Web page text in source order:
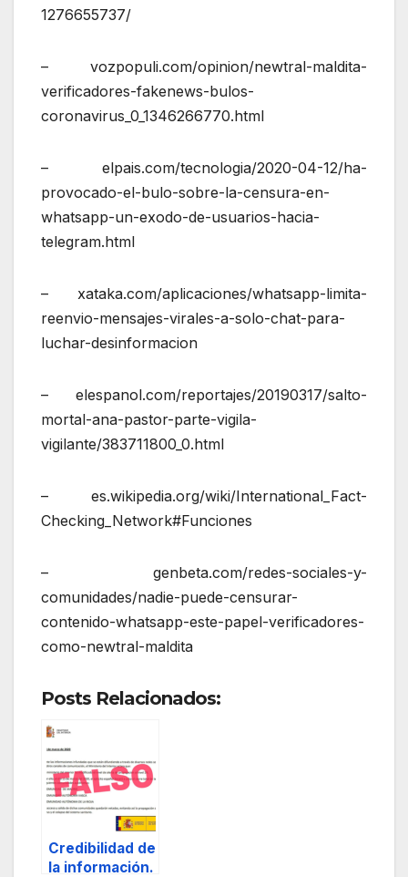
1276655737/
– vozpopuli.com/opinion/newtral-maldita-
verificadores-fakenews-bulos-
coronavirus_0_1346266770.html
– elpais.com/tecnologia/2020-04-12/ha-
provocado-el-bulo-sobre-la-censura-en-
whatsapp-un-exodo-de-usuarios-hacia-
telegram.html
– xataka.com/aplicaciones/whatsapp-limita-
reenvio-mensajes-virales-a-solo-chat-para-
luchar-desinformacion
– elespanol.com/reportajes/20190317/salto-
mortal-ana-pastor-parte-vigila-
vigilante/383711800_0.html
– es.wikipedia.org/wiki/International_Fact-
Checking_Network#Funciones
– genbeta.com/redes-sociales-y-
comunidades/nadie-puede-censurar-
contenido-whatsapp-este-papel-verificadores-
como-newtral-maldita
Posts Relacionados:
Credibilidad de
la información.